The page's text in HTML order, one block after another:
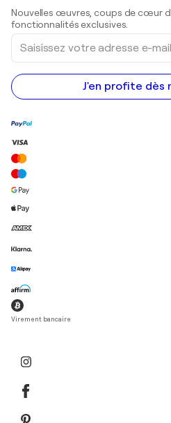
Peintures acryliques
Nouvelles œuvres, coups de cœur
fonctionnalités exclusives.
Saisissez
votre
adresse
e-
mail
J'en profite dès
Virement bancaire